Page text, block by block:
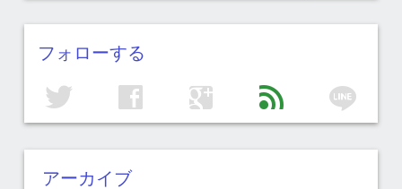
フォローする
twitter facebook google feed line
アーカイブ